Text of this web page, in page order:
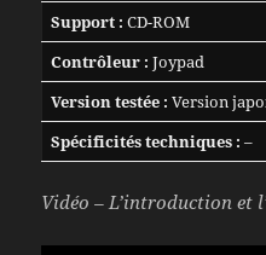
Support : CD-ROM
Contrôleur : Joypad
Version testée : Version
Spécificités techniques : –
Vidéo – L’introduction et